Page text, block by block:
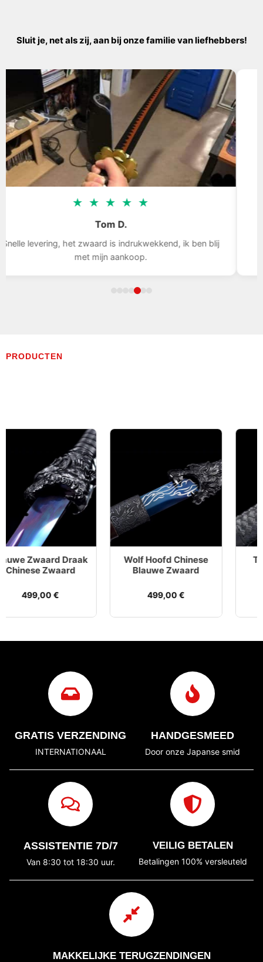
Sluit je, net als zij, aan bij onze familie van liefhebbers!
★ ★ ★ ★
Tom D.
levering, het zwaard is indrukwekkend, ik ben blij
met mijn aankoop.
PRODUCTEN
Wolf Hoofd Chinese
Blauwe Zwaard
499,00
Tijgerkop Chinese
Blauwe Zwaard
499,00
GRATIS VERZENDING
INTERNATIONAAL
HANDGESMEED
Door onze Japanse smid
ASSISTENTIE 7D/7
Van 8:30 tot 18:30 uur.
VEILIG BETALEN
Betalingen 100% versleuteld
MAKKELIJKE TERUGZENDINGEN